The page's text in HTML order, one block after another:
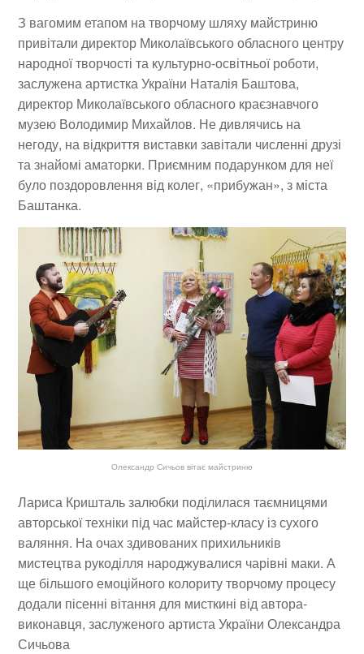
З вагомим етапом на творчому шляху майстриню
привітали директор Миколаївського обласного центру
народної творчості та культурно-освітньої роботи,
заслужена артистка України Наталія Баштова,
директор Миколаївського обласного краєзнавчого
музею Володимир Михайлов. Не дивлячись на
негоду, на відкриття виставки завітали численні друзі
та знайомі аматорки. Приємним подарунком для неї
було поздоровлення від колег, «прибужан», з міста
Баштанка.
Олександр Сичьов вітає майстриню
Лариса Кришталь залюбки поділилася таємницями
авторської техніки під час майстер-класу із сухого
валяння. На очах здивованих прихильників
мистецтва рукоділля народжувалися чарівні маки. А
ще більшого емоційного колориту творчому процесу
додали пісенні вітання для мисткині від автора-
виконавця, заслуженого артиста України Олександра
Сичьова